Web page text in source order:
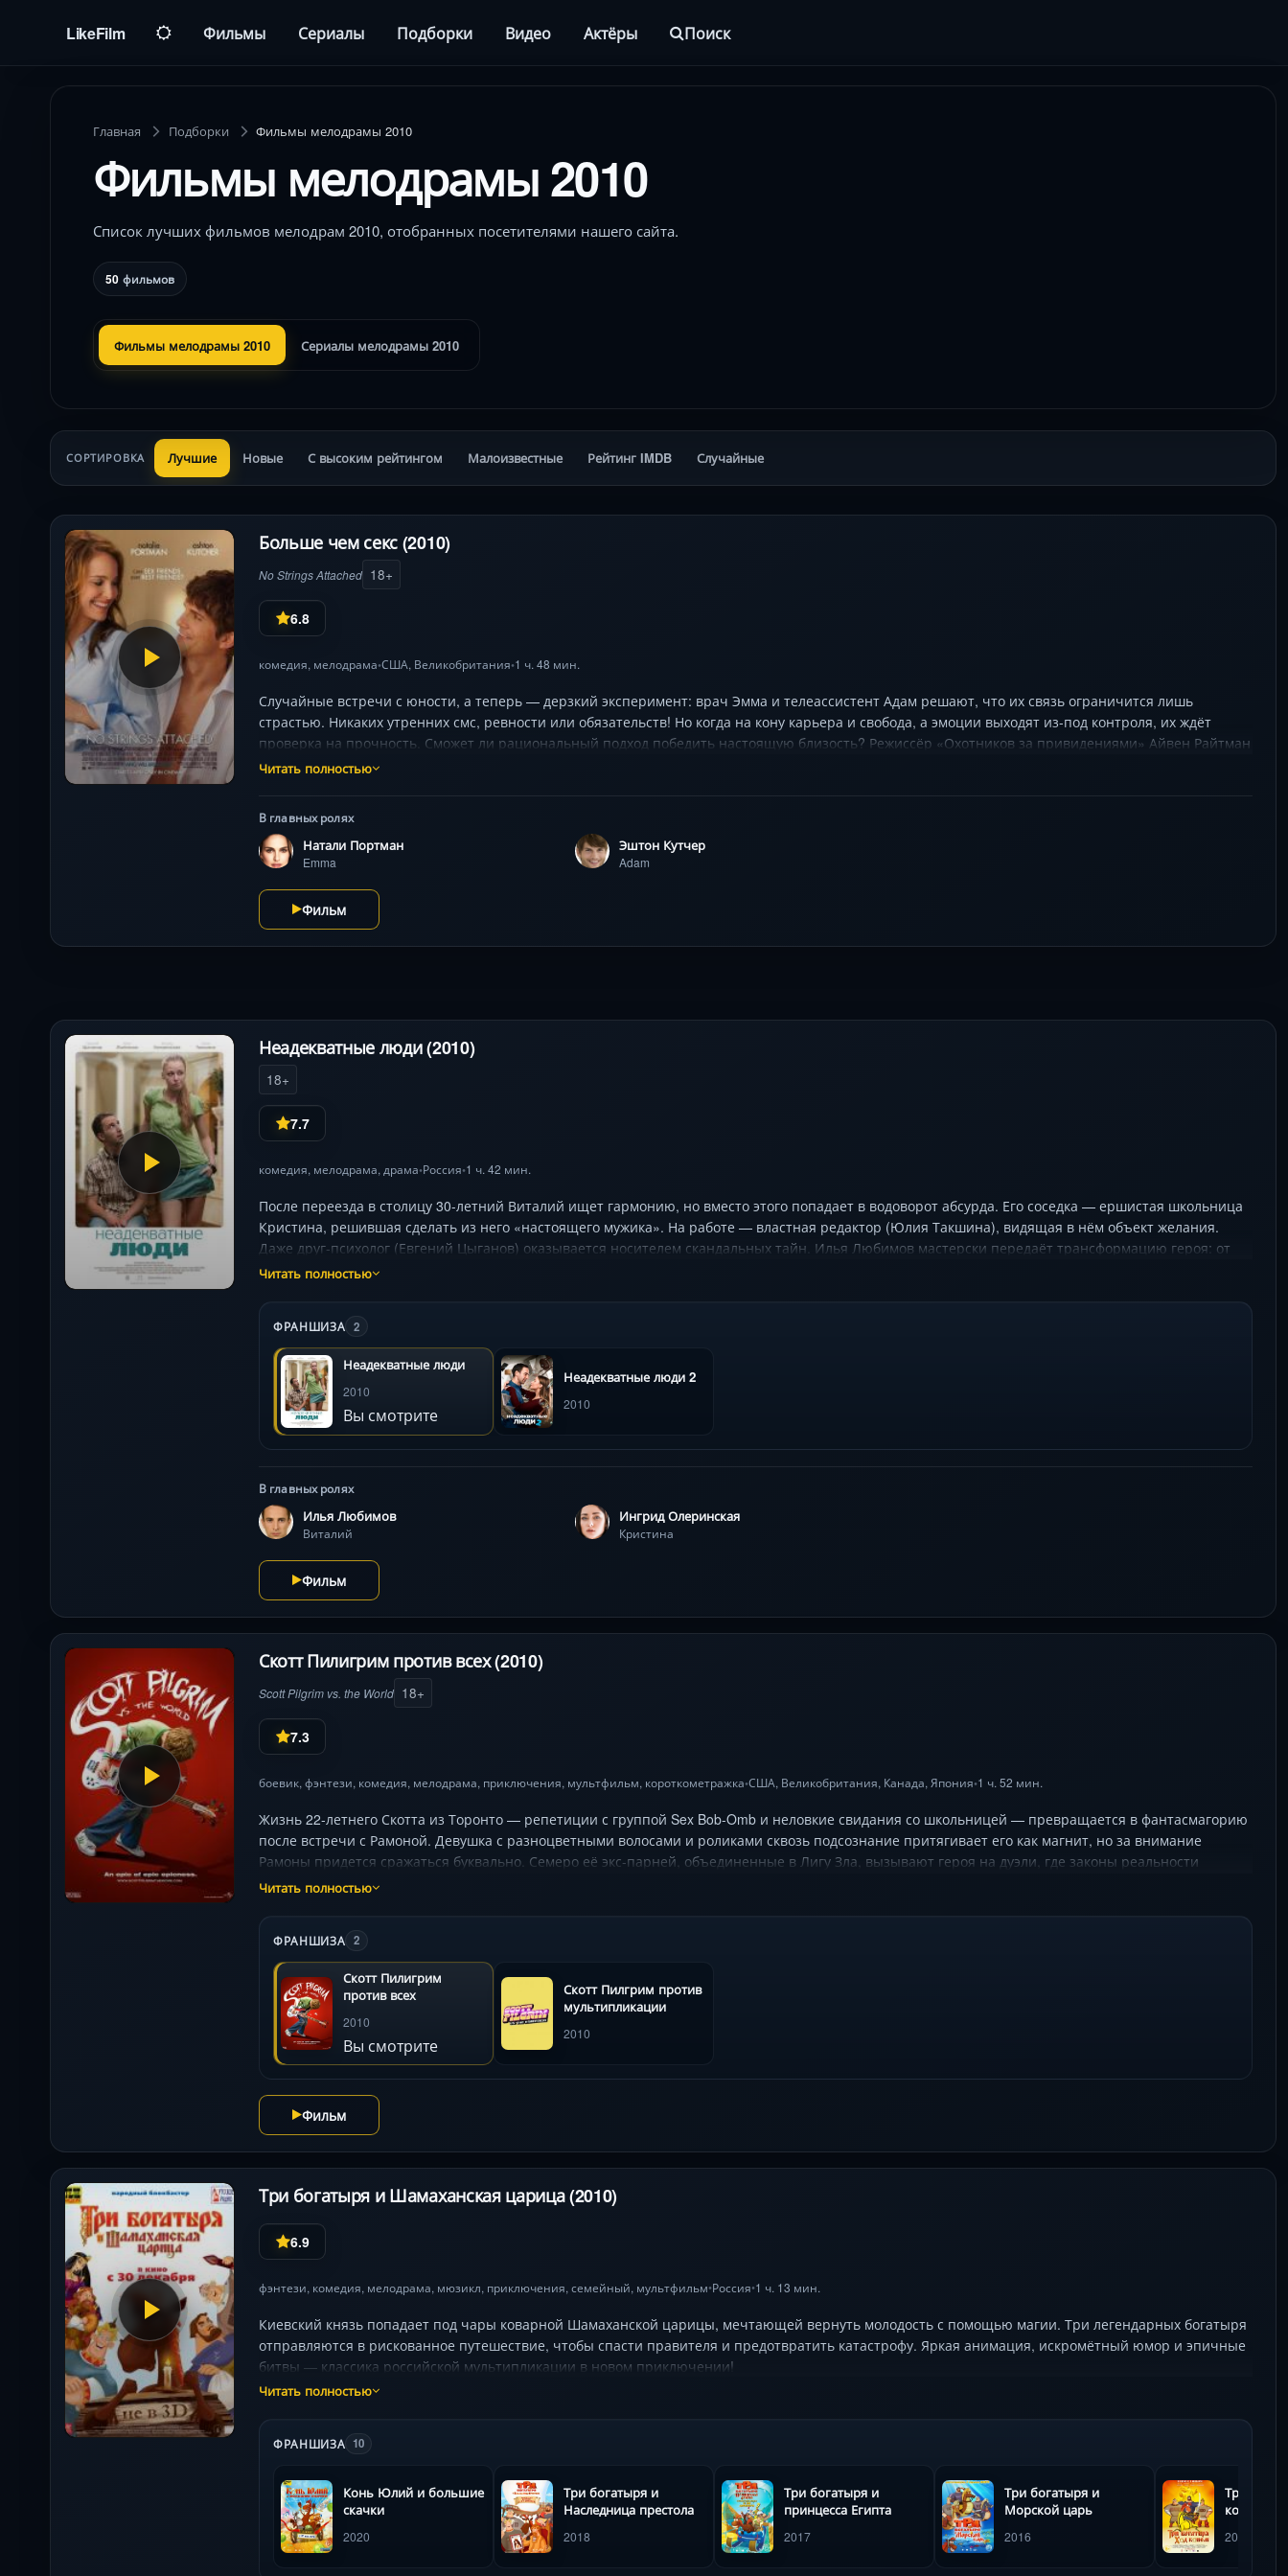
LikeFilm Фильмы Сериалы Подборки Видео Актёры Поиск
Главная Подборки Фильмы мелодрамы 2010
Фильмы мелодрамы 2010
Список лучших фильмов мелодрам 2010, отобранных посетителями нашего сайта.
50 фильмов
Фильмы мелодрамы 2010 Сериалы мелодрамы 2010
СОРТИРОВКА Лучшие Новые С высоким рейтингом Малоизвестные Рейтинг IMDB Случайные
Больше чем секс (2010)
No Strings Attached 18+
6.8
комедия, мелодрама•США, Великобритания•1 ч. 48 мин.
Случайные встречи с юности, а теперь — дерзкий эксперимент: врач Эмма и телеассистент Адам решают, что их связь ограничится лишь
страстью. Никаких утренних смс, ревности или обязательств! Но когда на кону карьера и свобода, а эмоции выходят из-под контроля, их ждёт
проверка на прочность. Сможет ли рациональный подход победить настоящую близость? Режиссёр «Охотников за привидениями» Айвен Райтман
мастерски балансирует между откровенным юмором и трогательными моментами, а Портман (также продюсер) и Кутчер создают незабываемую
Читать полностью
В главных ролях
Натали Портман
Emma
Эштон Кутчер
Adam
Фильм
Неадекватные люди (2010)
18+
7.7
комедия, мелодрама, драма•Россия•1 ч. 42 мин.
После переезда в столицу 30-летний Виталий ищет гармонию, но вместо этого попадает в водоворот абсурда. Его соседка — ершистая школьница
Кристина, решившая сделать из него «настоящего мужика». На работе — властная редактор (Юлия Такшина), видящая в нём объект желания.
Даже друг-психолог (Евгений Цыганов) оказывается носителем скандальных тайн. Илья Любимов мастерски передаёт трансформацию героя: от
растерянности до попыток обуздать хаос. Режиссёр Роман Каримов балансирует между ироничной комедией и мелодрамой, упаковывая острые
душу можно найти за самой нелепой маской.
Читать полностью
ФРАНШИЗА 2
Неадекватные люди
2010
Вы смотрите
Неадекватные люди 2
2010
В главных ролях
Илья Любимов
Виталий
Ингрид Олеринская
Кристина
Фильм
Скотт Пилигрим против всех (2010)
Scott Pilgrim vs. the World 18+
7.3
боевик, фэнтези, комедия, мелодрама, приключения, мультфильм, короткометражка•США, Великобритания, Канада, Япония•1 ч. 52 мин.
Жизнь 22-летнего Скотта из Торонто — репетиции с группой Sex Bob-Omb и неловкие свидания со школьницей — превращается в фантасмагорию
после встречи с Рамоной. Девушка с разноцветными волосами и роликами сквозь подсознание притягивает его как магнит, но за внимание
Рамоны придется сражаться буквально. Семеро её экс-парней, объединенные в Лигу Зла, вызывают героя на дуэли, где законы реальности
отменяются: противники взрываются монетами, а битвы сопровождаются пиксельными спецэффектами. Майкл Сера идеально передает
Режиссёр Эдгар Райт («Типа крутые легавые») виртуозно смешивает романтику, экшен и отсылки к поп-культуре, превращая историю взросления
в зрелищный квест с неожиданными поворотами до самого финала.
Читать полностью
ФРАНШИЗА 2
Скотт Пилигрим
против всех
2010
Вы смотрите
Скотт Пилгрим против
мультипликации
2010
Фильм
Три богатыря и Шамаханская царица (2010)
6.9
фэнтези, комедия, мелодрама, мюзикл, приключения, семейный, мультфильм•Россия•1 ч. 13 мин.
Киевский князь попадает под чары коварной Шамаханской царицы, мечтающей вернуть молодость с помощью магии. Три легендарных богатыря
отправляются в рискованное путешествие, чтобы спасти правителя и предотвратить катастрофу. Яркая анимация, искромётный юмор и эпичные
битвы — классика российской мультипликации в новом приключении!
Читать полностью
ФРАНШИЗА 10
Конь Юлий и большие
скачки
2020
Три богатыря и
Наследница престола
2018
Три богатыря и
принцесса Египта
2017
Три богатыря и
Морской царь
2016
Три
конем
2014